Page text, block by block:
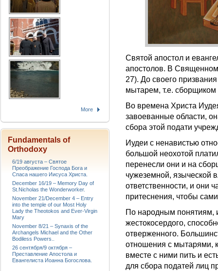
Святой апостол и
апостолов. В
27). До своего
мытарем, т.е. сборщиком
Во времена Христа
завоеванные области,
сбора этой подати
Иудеи с ненавистью
большой неохотой
перенесли они и на
чужеземной, языческой
ответственности, и они
притеснения, чтобы
По народным понятиям,
жестокосердого,
отверженного.
отношения с мытарями,
вместе с ними пить и
для сбора податей лиц
More
Fundamentals of
Orthodoxy
6/19 августа – Святое
Преображение Господа Бога и
Спаса нашего Иисуса Христа.
December 16/19 – Memory Day of
St.Nicholas the Wonderworker.
November 21/December 4 – Entry
into the temple of our Most Holy
Lady the Theotokos and Ever-Virgin
Mary
November 8/21 – Synaxis of the
Archangels Michael and the Other
Bodiless Powers..
26 сентября/9 октября –
Преставление Апостола и
Евангелиста Иоанна Богослова.